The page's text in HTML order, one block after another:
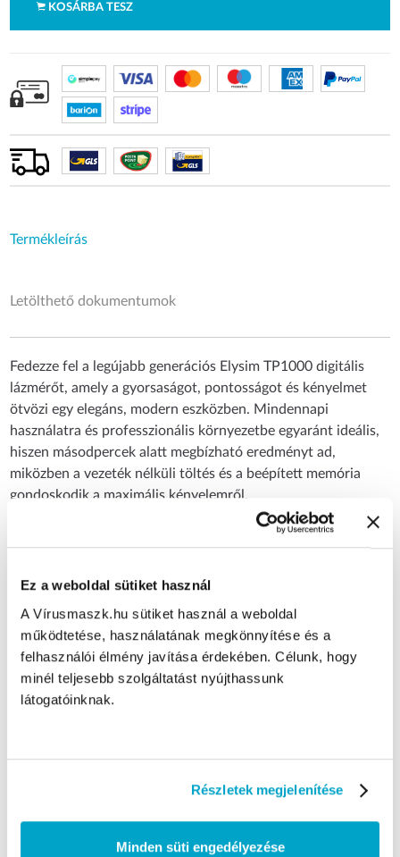
Ez a weboldal sütiket használ
A Vírusmaszk.hu sütiket használ a weboldal
működtetése, használatának megkönnyítése és a
felhasználói élmény javítása érdekében. Célunk, hogy
minél teljesebb szolgáltatást nyújthassunk
látogatóinknak.
Részletek megjelenítése
Minden süti engedélyezése
KOSÁRBA TESZ
Termékleírás
Letölthető dokumentumok
Fedezze fel a legújabb generációs Elysim TP1000 digitális
lázmérőt, amely a gyorsaságot, pontosságot és kényelmet
ötvözi egy elegáns, modern eszközben. Mindennapi
használatra és professzionális környezetbe egyaránt ideális,
hiszen másodpercek alatt megbízható eredményt ad,
miközben a vezeték nélküli töltés és a beépített memória
gondoskodik a maximális kényelemről.
Használat előtt olvassa el figyelmesen a dobozban található
Tulajdonságai:
Gyors mérés- Eredmény már 15 másodperc után.
Kiemelkedő pontosság
Memória- Automatikusan eltárolja a legutolsó
mérési eredményt.
Digitális lázmérő használata:
Gyors mérési mód